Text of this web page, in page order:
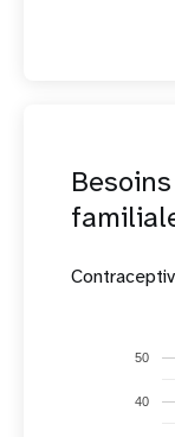
40
50